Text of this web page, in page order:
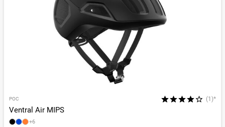
POC (1)*
Ventral Air MIPS
+6